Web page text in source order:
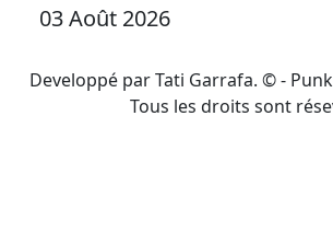
03 Août 2026
Developpé par Tati Garrafa. ©-
Tous les droits sont